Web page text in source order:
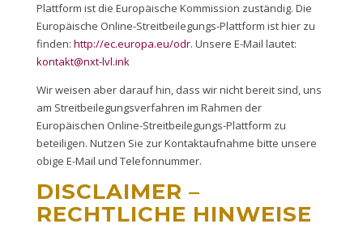
Plattform ist die Europäische Kommission zuständig. Die
Europäische Online-Streitbeilegungs-Plattform ist hier zu
finden: http://ec.europa.eu/odr. Unsere E-Mail lautet:
kontakt@nxt-lvl.ink
Wir weisen aber darauf hin, dass wir nicht bereit sind, uns
am Streitbeilegungsverfahren im Rahmen der
Europäischen Online-Streitbeilegungs-Plattform zu
beteiligen. Nutzen Sie zur Kontaktaufnahme bitte unsere
obige E-Mail und Telefonnummer.
DISCLAIMER –
RECHTLICHE HINWEISE